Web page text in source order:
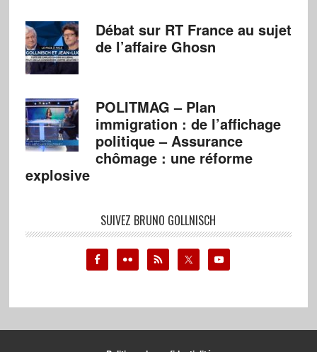
Débat sur RT France au sujet
de l’affaire Ghosn
POLITMAG – Plan
immigration : de l’affichage
politique – Assurance
chômage : une réforme
explosive
SUIVEZ BRUNO GOLLNISCH